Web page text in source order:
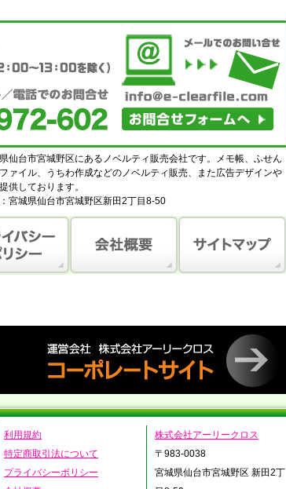
仙台市宮城野区にあるノベルティ販売会社です。メモ帳、ふせん
ァイル、うちわ作成などのノベルティ販売、また広告デザインや
供しております。
宮城県仙台市宮城野区新田2丁目8-50
利用規約
特定商取引法について
プライバシーポリシー
株式会社アーリークロス
〒983-0038
宮城県仙台市宮城野区 新田2丁